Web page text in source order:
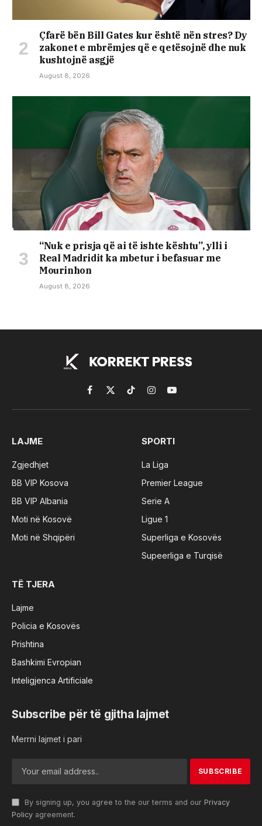
Çfarë bën Bill Gates kur është nën stres? Dy
zakonet e mbrëmjes që e qetësojnë dhe nuk
kushtojnë asgjë
August 8, 2026
“Nuk e prisja që ai të ishte kështu”, ylli i
Real Madridit ka mbetur i befasuar me
Mourinhon
August 8, 2026
Facebook
X
(Twitter)
TikTokInstagramYouTube
LAJME
Zgjedhjet
BB VIP Kosova
BB VIP Albania
Moti në Kosovë
Moti në Shqipëri
SPORTI
La Liga
Premier League
Serie A
Ligue 1
Superliga e Kosovës
Supeerliga e Turqisë
TË TJERA
Lajme
Policia e Kosovës
Prishtina
Bashkimi Evropian
Inteligjenca Artificiale
Subscribe për të gjitha lajmet
Merrni lajmet i pari
By signing up, you agree to the our terms and our Privacy
Policy agreement.